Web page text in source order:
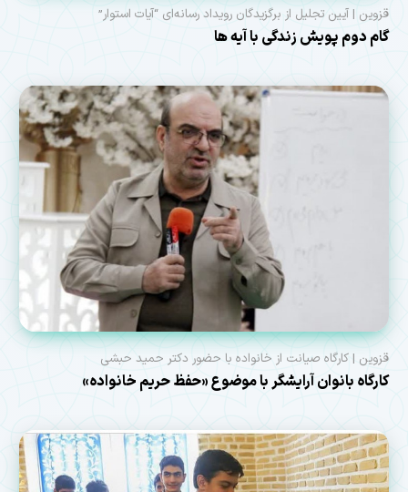
قزوین | آیین تجلیل از برگزیدگان رویداد رسانه‌ای “آیات استوار”
گام دوم پویش زندگی با آیه ها
قزوین | کارگاه صیانت از خانواده با حضور دکتر حمید حبشی
کارگاه بانوان آرایشگر با موضوع «حفظ حریم خانواده»